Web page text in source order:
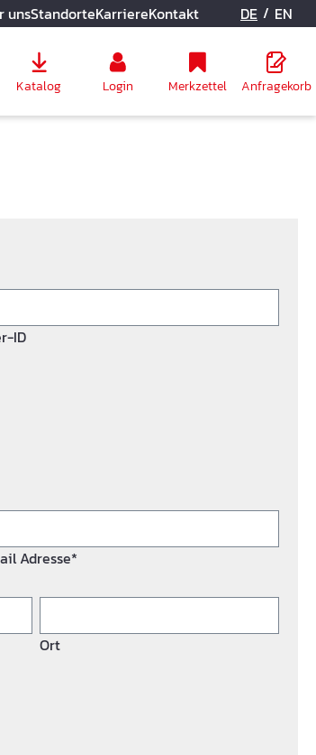
unsStandorteKarriereKontakt DE / EN
Katalog Login Merkzettel Anfragekorb
ID
Adresse*
Ort